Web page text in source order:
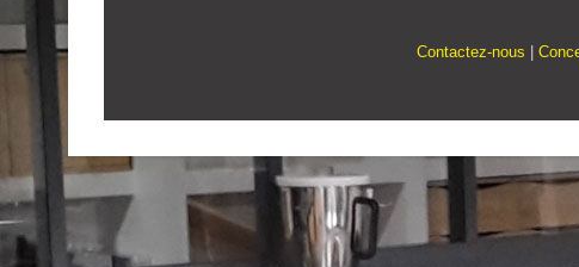
Contactez-nous